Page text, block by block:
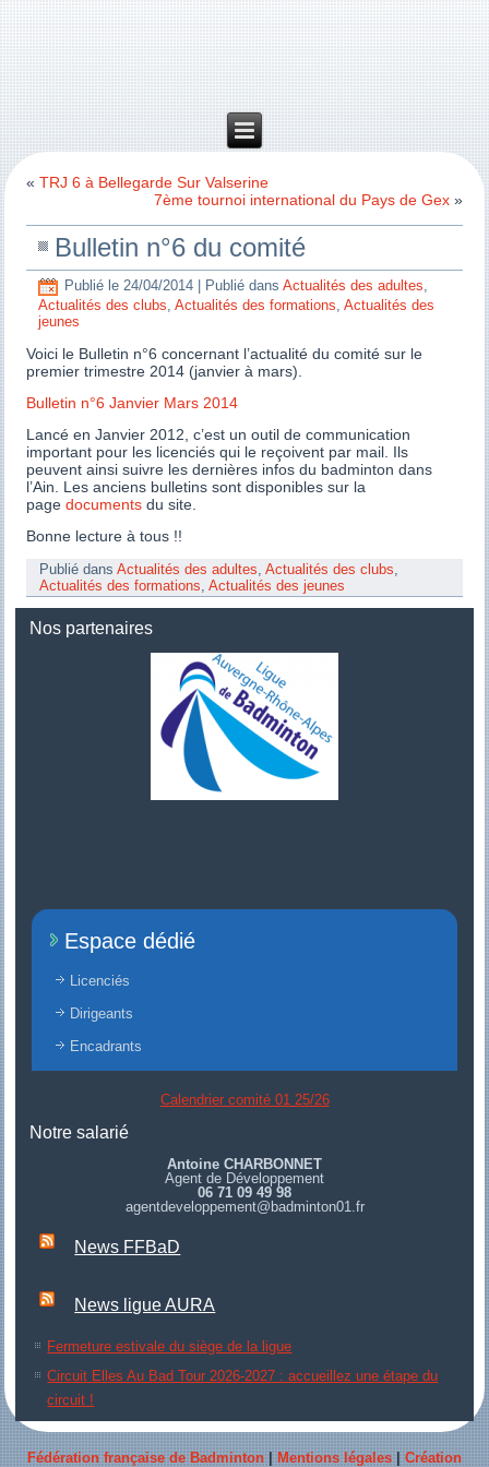
«TRJ 6 à Bellegarde Sur Valserine
7ème tournoi international du Pays de Gex»
Bulletin n°6 du comité
Publié le 24/04/2014 Publié dans Actualités des adultes,
Actualités des clubs,Actualités des formations,Actualités des
jeunes
Voici le Bulletin n°6 concernant l’actualité du comité sur le
premier trimestre 2014 (janvier à mars).
Bulletin n°6 Janvier Mars 2014
Lancé en Janvier 2012, c’est un outil de communication
important pour les licenciés qui le reçoivent par mail. Ils
peuvent ainsi suivre les dernières infos du badminton dans
l’Ain. Les anciens bulletins sont disponibles sur la
pagedocuments du site.
Bonne lecture à tous !!
Publié dans Actualités des adultes,Actualités des clubs,
Actualités des formations,Actualités des jeunes
Nos partenaires
Espace dédié
Licenciés
Dirigeants
Encadrants
Calendrier comité 01 25/26
Notre salarié
Antoine CHARBONNET
Agent de Développement
06 71 09 49 98
agentdeveloppement@badminton01.fr
News FFBaD
News ligue AURA
Fermeture estivale du siège de la ligue
Circuit Elles Au Bad Tour 2026-2027 : accueillez une étape du
circuit !
Fédération française de Badminton Mentions légales Création